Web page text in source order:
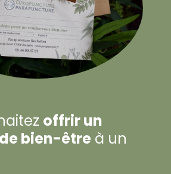
offrir un
bien-être à un